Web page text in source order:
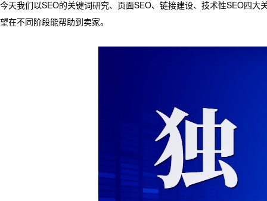
今天我们以SEO的关键词研究、页面SEO、链接建设、技术性SEO四
望在不同阶段能帮助到卖家。